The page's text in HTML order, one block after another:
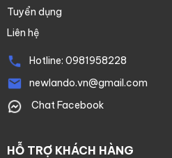
Tuyển dụng
Liên hệ
Hotline: 0981958228
newlando.vn@gmail.com
Chat Facebook
HỖ TRỢ KHÁCH HÀNG